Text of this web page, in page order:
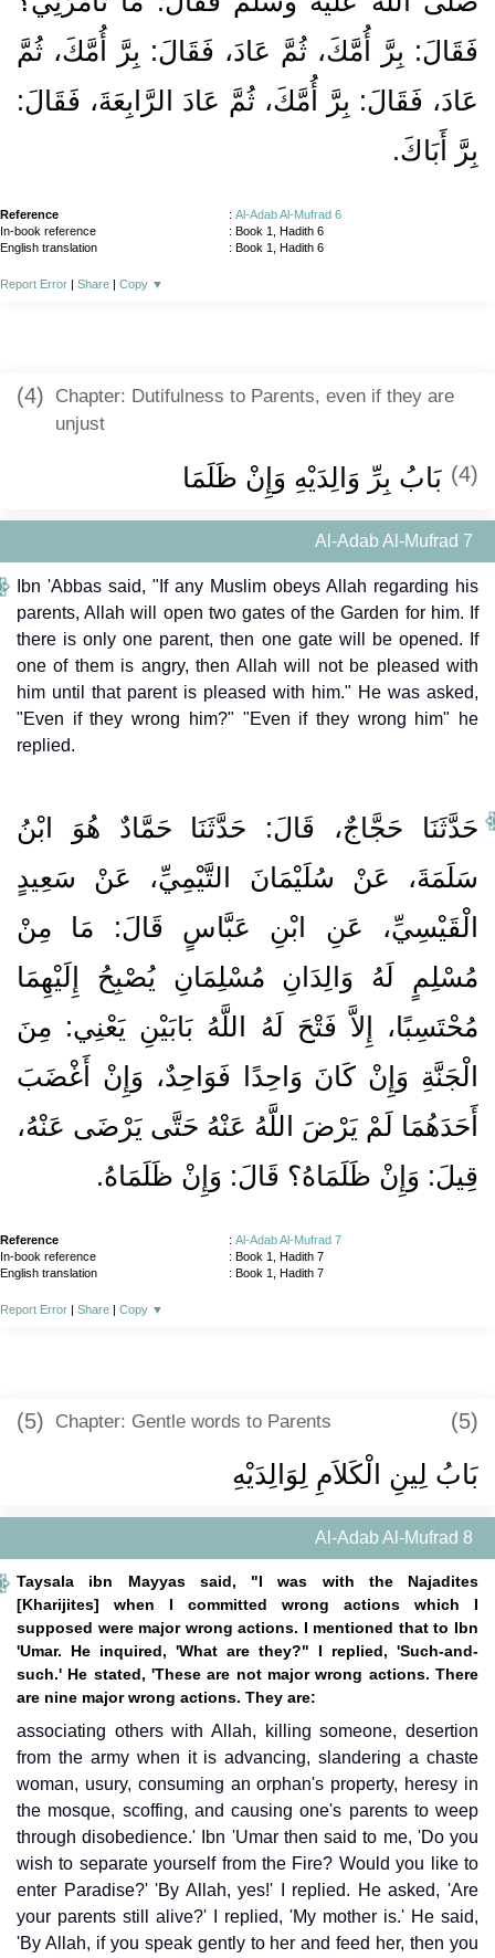
فَقَالَ‏:‏ بِرَّ أُمَّكَ، ثُمَّ عَادَ، فَقَالَ‏:‏ بِرَّ أُمَّكَ، ثُمَّ
عَادَ، فَقَالَ‏:‏ بِرَّ أُمَّكَ، ثُمَّ عَادَ الرَّابِعَةَ، فَقَالَ‏:‏
بِرَّ أَبَاكَ‏.‏
Reference : Al-Adab Al-Mufrad 6
In-book reference
: Book 1, Hadith 6
English translation
: Book 1, Hadith 6
Report Error Share Copy ▼
(4) Chapter: Dutifulness to Parents, even if they are
unjust
(4) بَابُ بِرِّ وَالِدَيْهِ وَإِنْ ظَلَمَا
Al-Adab Al-Mufrad 7
Ibn 'Abbas said, "If any Muslim obeys Allah regarding his
parents, Allah will open two gates of the Garden for him. If
there is only one parent, then one gate will be opened. If
one of them is angry, then Allah will not be pleased with
him until that parent is pleased with him." He was asked,
"Even if they wrong him?" "Even if they wrong him" he
replied.
حَدَّثَنَا حَجَّاجٌ، قَالَ‏:‏ حَدَّثَنَا حَمَّادٌ هُوَ ابْنُ
سَلَمَةَ، عَنْ سُلَيْمَانَ التَّيْمِيِّ، عَنْ سَعِيدٍ
الْقَيْسِيِّ، عَنِ ابْنِ عَبَّاسٍ قَالَ‏:‏ مَا مِنْ
مُسْلِمٍ لَهُ وَالِدَانِ مُسْلِمَانِ يُصْبِحُ إِلَيْهِمَا
مُحْتَسِبًا، إِلاَّ فَتْحَ لَهُ اللَّهُ بَابَيْنِ يَعْنِي‏:‏ مِنَ
الْجَنَّةِ وَإِنْ كَانَ وَاحِدًا فَوَاحِدٌ، وَإِنْ أَغْضَبَ
أَحَدَهُمَا لَمْ يَرْضَ اللَّهُ عَنْهُ حَتَّى يَرْضَى عَنْهُ،
قِيلَ‏:‏ وَإِنْ ظَلَمَاهُ‏؟‏ قَالَ‏:‏ وَإِنْ ظَلَمَاهُ‏.‏
Reference : Al-Adab Al-Mufrad 7
In-book reference
: Book 1, Hadith 7
English translation
: Book 1, Hadith 7
Report Error | Share | Copy ▼
(5) Chapter: Gentle words to Parents (5)
بَابُ لِينِ الْكَلاَمِ لِوَالِدَيْهِ
Al-Adab Al-Mufrad 8
Taysala ibn Mayyas said, "I was with the Najadites
[Kharijites] when I committed wrong actions which I
supposed were major wrong actions. I mentioned that to Ibn
'Umar. He inquired, 'What are they?" I replied, 'Such-and-
such.' He stated, 'These are not major wrong actions. There
are nine major wrong actions. They are:
associating others with Allah, killing someone, desertion
from the army when it is advancing, slandering a chaste
woman, usury, consuming an orphan's property, heresy in
the mosque, scoffing, and causing one's parents to weep
through disobedience.' Ibn 'Umar then said to me, 'Do you
wish to separate yourself from the Fire? Would you like to
enter Paradise?' 'By Allah, yes!' I replied. He asked, 'Are
your parents still alive?' I replied, 'My mother is.' He said,
'By Allah, if you speak gently to her and feed her, then you